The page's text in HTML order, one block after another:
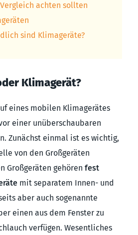
achten sollten
sind Klimageräte?
Klimagerät?
eines mobilen Klimagerätes
einer unüberschaubaren
Zunächst einmal ist es wichtig,
von den Großgeräten
Großgeräten gehören fest
mit separatem Innen- und
aber auch sogenannte
einen aus dem Fenster zu
verfügen. Wesentliches